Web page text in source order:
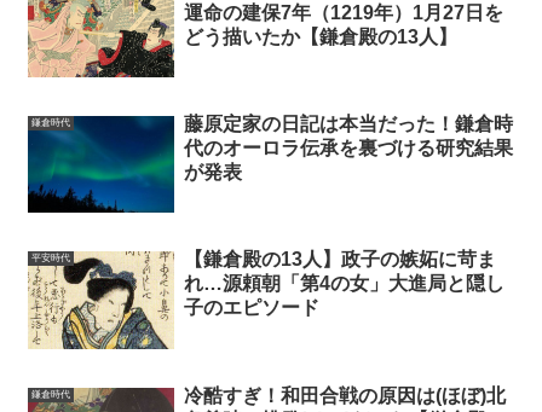
運命の建保7年（1219年）1月27日を
どう描いたか【鎌倉殿の13人】
鎌倉時代
藤原定家の日記は本当だった！鎌倉時
代のオーロラ伝承を裏づける研究結果
が発表
平安時代
【鎌倉殿の13人】政子の嫉妬に苛ま
れ…源頼朝「第4の女」大進局と隠し
子のエピソード
鎌倉時代
冷酷すぎ！和田合戦の原因は(ほぼ)北